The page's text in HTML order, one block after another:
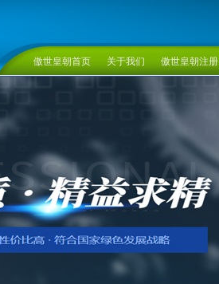
傲世皇朝首页 关于我们 傲世皇朝注册